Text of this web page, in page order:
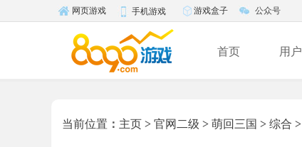
网页游戏 手机游戏 游戏盒子 公众号
首页 用户
当前位置 ： 主页 > 官网二级 > 萌回三国 > 综合 >